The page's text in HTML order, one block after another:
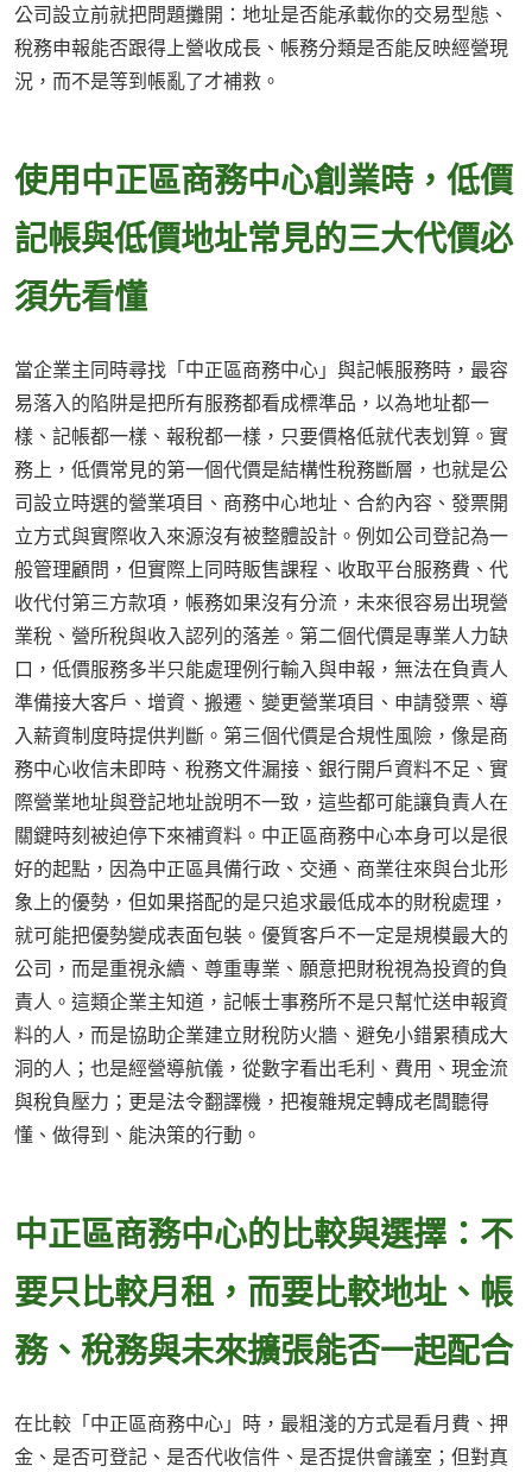
公司設立前就把問題攤開：地址是否能承載你的交易型態、
稅務申報能否跟得上營收成長、帳務分類是否能反映經營現
況，而不是等到帳亂了才補救。
使用中正區商務中心創業時，低價
記帳與低價地址常見的三大代價必
須先看懂
當企業主同時尋找「中正區商務中心」與記帳服務時，最容
易落入的陷阱是把所有服務都看成標準品，以為地址都一
樣、記帳都一樣、報稅都一樣，只要價格低就代表划算。實
務上，低價常見的第一個代價是結構性稅務斷層，也就是公
司設立時選的營業項目、商務中心地址、合約內容、發票開
立方式與實際收入來源沒有被整體設計。例如公司登記為一
般管理顧問，但實際上同時販售課程、收取平台服務費、代
收代付第三方款項，帳務如果沒有分流，未來很容易出現營
業稅、營所稅與收入認列的落差。第二個代價是專業人力缺
口，低價服務多半只能處理例行輸入與申報，無法在負責人
準備接大客戶、增資、搬遷、變更營業項目、申請發票、導
入薪資制度時提供判斷。第三個代價是合規性風險，像是商
務中心收信未即時、稅務文件漏接、銀行開戶資料不足、實
際營業地址與登記地址說明不一致，這些都可能讓負責人在
關鍵時刻被迫停下來補資料。中正區商務中心本身可以是很
好的起點，因為中正區具備行政、交通、商業往來與台北形
象上的優勢，但如果搭配的是只追求最低成本的財稅處理，
就可能把優勢變成表面包裝。優質客戶不一定是規模最大的
公司，而是重視永續、尊重專業、願意把財稅視為投資的負
責人。這類企業主知道，記帳士事務所不是只幫忙送申報資
料的人，而是協助企業建立財稅防火牆、避免小錯累積成大
洞的人；也是經營導航儀，從數字看出毛利、費用、現金流
與稅負壓力；更是法令翻譯機，把複雜規定轉成老闆聽得
懂、做得到、能決策的行動。
中正區商務中心的比較與選擇：不
要只比較月租，而要比較地址、帳
務、稅務與未來擴張能否一起配合
在比較「中正區商務中心」時，最粗淺的方式是看月費、押
金、是否可登記、是否代收信件、是否提供會議室；但對真